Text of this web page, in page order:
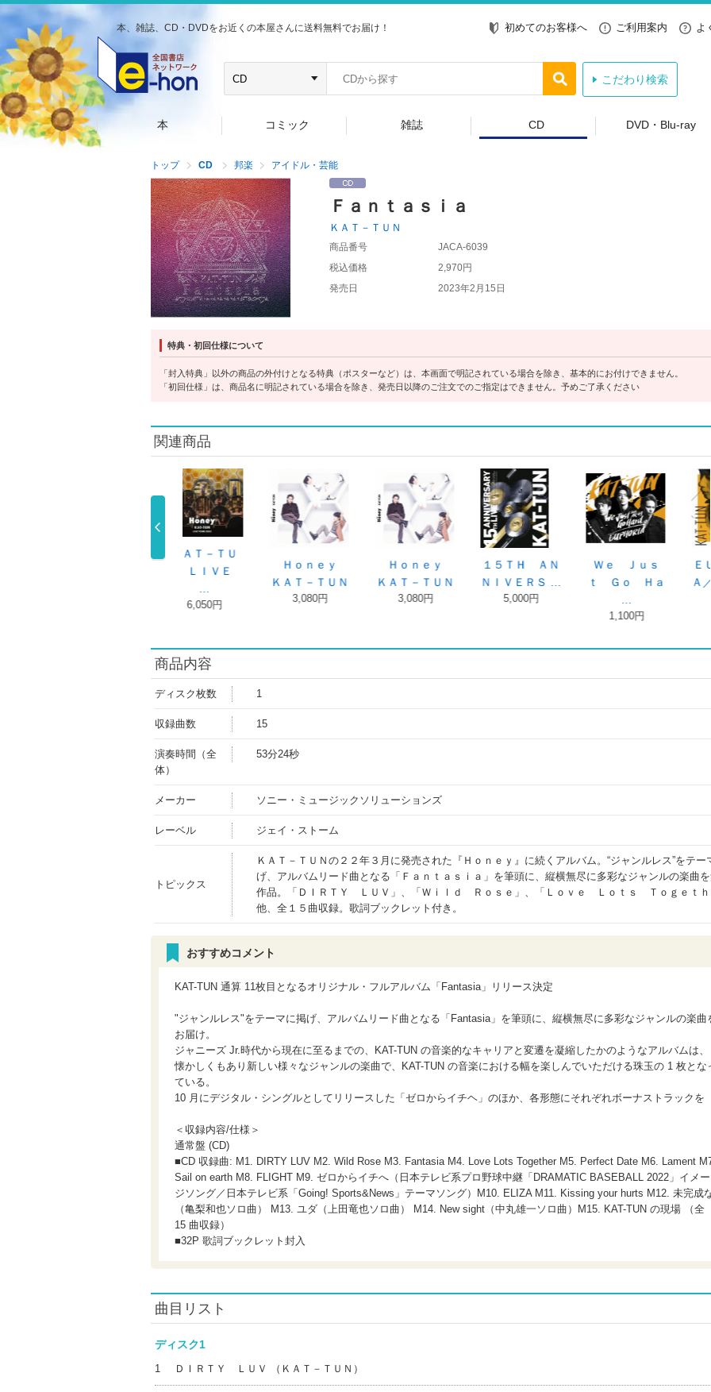
本、雑誌、CD・DVDをお近くの本屋さんに送料無料でお届け！ 初めてのお客様へ ご利用案内 よ
こだわり検索
本 コミック 雑誌 CD DVD・Blu-ray
トップ CD 邦楽 アイドル・芸能
Ｆａｎｔａｓｉａ
ＫＡＴ－ＴＵＮ
商品番号
JACA-6039
税込価格
2,970円
発売日
2023年2月15日
特典・初回仕様について
「封入特典」以外の商品の外付けとなる特典（ポスターなど）は、本画面で明記されている場合を除き、基本的にお付けできません。
「初回仕様」は、商品名に明記されている場合を除き、発売日以降のご注文でのご指定はできません。予めご了承ください
関連商品
Ｈｏｎｅｙ
Ｈｏｎｅｙ
ＫＡＴ－ＴＵＮ
3,080円
１５ＴＨ ＡＮ
ＮＩＶＥＲＳ …
5,000円
Ｗｅ Ｊｕｓ
ｔ Ｇｏ Ｈａ
ＥＵＰＨＯＲＩ
Ａ／Ｗｅ Ｊ …
1,300円
Ｗｅ Ｊｕｓ
ｔ Ｇｏ Ｈａ
1,100円
商品内容
ディスク枚数 1
収録曲数 15
演奏時間（全
体）
53分24秒
メーカー ソニー・ミュージックソリューションズ
レーベル ジェイ・ストーム
トピックス
ＫＡＴ－ＴＵＮの２２年３月に発売された『Ｈｏｎｅｙ』に続くアルバム。“ジャンルレス”をテー
げ、アルバムリード曲となる「Ｆａｎｔａｓｉａ」を筆頭に、縦横無尽に多彩なジャンルの楽曲
作品。「ＤＩＲＴＹ ＬＵＶ」、「Ｗｉｌｄ Ｒｏｓｅ」、「Ｌｏｖｅ Ｌｏｔｓ Ｔｏｇｅｔｈ
他、全１５曲収録。歌詞ブックレット付き。
おすすめコメント
KAT-TUN 通算 11枚目となるオリジナル・フルアルバム「Fantasia」リリース決定
"ジャンルレス"をテーマに掲げ、アルバムリード曲となる「Fantasia」を筆頭に、縦横無尽に多彩なジャンルの楽曲
お届け。
ジャニーズ Jr.時代から現在に至るまでの、KAT-TUN の音楽的なキャリアと変遷を凝縮したかのようなアルバムは、
懐かしくもあり新しい様々なジャンルの楽曲で、KAT-TUN の音楽における幅を楽しんでいただける珠玉の 1 枚とな
ている。
10 月にデジタル・シングルとしてリリースした「ゼロからイチヘ」のほか、各形態にそれぞれボーナストラックを
＜収録内容/仕様＞
通常盤 (CD)
■CD 収録曲: M1. DIRTY LUV M2. Wild Rose M3. Fantasia M4. Love Lots Together M5. Perfect Date M6. Lament
Sail on earth M8. FLIGHT M9. ゼロからイチへ（日本テレビ系プロ野球中継「DRAMATIC BASEBALL 2022」イメー
ジソング／日本テレビ系「Going! Sports&News」テーマソング）M10. ELIZA M11. Kissing your hurts M12. 未完成
（亀梨和也ソロ曲） M13. ユダ（上田竜也ソロ曲） M14. New sight（中丸雄一ソロ曲）M15. KAT-TUN の現場 （全
15 曲収録）
■32P 歌詞ブックレット封入
曲目リスト
ディスク1
1 ＤＩＲＴＹ ＬＵＶ （ＫＡＴ－ＴＵＮ）